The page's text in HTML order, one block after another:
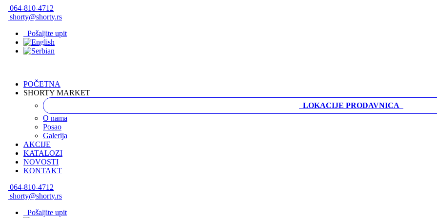
064-810-4712
shorty@shorty.rs
Pošaljite upit
POČETNA
SHORTY MARKET
LOKACIJE PRODAVNICA
O nama
Posao
Galerija
AKCIJE
KATALOZI
NOVOSTI
KONTAKT
064-810-4712
shorty@shorty.rs
Pošaljite upit